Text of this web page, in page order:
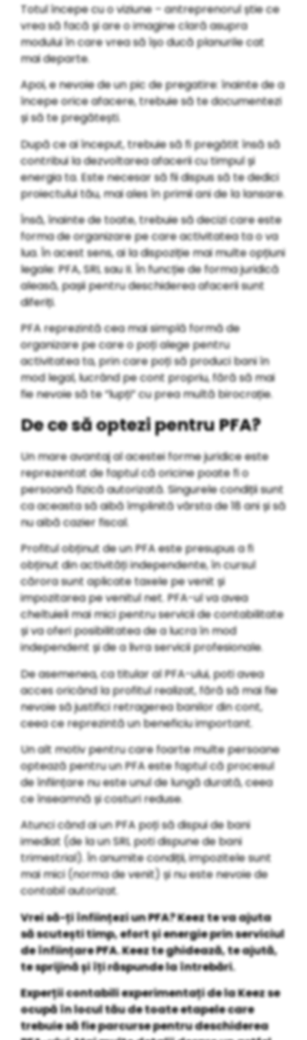
Totul începe cu o viziune – antreprenorul știe ce
vrea să facă și are o imagine clară asupra
modului în care vrea să îșo ducă planurile cat
mai departe.
Apoi, e nevoie de un pic de pregatire: înainte de a
începe orice afacere, trebuie să te documentezi
și să te pregătești.
După ce ai început, trebuie să fi pregătit însă să
contribui la dezvoltarea afacerii cu timpul și
energia ta. Este necesar să fii dispus să te dedici
proiectului tău, mai ales în primii ani de la lansare.
Însă, înainte de toate, trebuie să decizi care este
forma de organizare pe care activitatea ta o va
lua. În acest sens, ai la dispoziție mai multe opțiuni
legale: PFA, SRL sau II. În funcție de forma juridică
aleasă, pașii pentru deschiderea afacerii sunt
diferiți.
PFA reprezintă cea mai simplă formă de
organizare pe care o poți alege pentru
activitatea ta, prin care poți să produci bani în
mod legal, lucrând pe cont propriu, fără să mai
fie nevoie să te “lupți” cu prea multă birocrație.
De ce să optezi pentru PFA?
Un mare avantaj al acestei forme juridice este
reprezentat de faptul că oricine poate fi o
persoană fizică autorizată. Singurele condiții sunt
ca aceasta să aibă împlinită vârsta de 18 ani și să
nu aibă cazier fiscal.
Profitul obținut de un PFA este presupus a fi
obținut din activități independente, în cursul
cărora sunt aplicate taxele pe venit și
impozitarea pe venitul net. PFA-ul va avea
cheltuieli mai mici pentru servicii de contabilitate
și va oferi posibilitatea de a lucra în mod
independent și de a livra servicii profesionale.
De asemenea, ca titular al PFA-ului, poti avea
acces oricând la profitul realizat, fără să mai fie
nevoie să justifici retragerea banilor din cont,
ceea ce reprezintă un beneficiu important.
Un alt motiv pentru care foarte multe persoane
optează pentru un PFA este faptul că procesul
de înființare nu este unul de lungă durată, ceea
ce înseamnă și costuri reduse.
Atunci când ai un PFA poți să dispui de bani
imediat (de la un SRL poti dispune de bani
trimestrial). În anumite condiții, impozitele sunt
mai mici (norma de venit) și nu este nevoie de
contabil autorizat.
Vrei să-ți înființezi un PFA? Keez te va ajuta
să scutești timp, efort și energie prin serviciul
de înființare PFA. Keez te ghidează, te ajută,
te sprijină și îți răspunde la întrebări.
Experții contabili experimentați de la Keez se
ocupă în locul tău de toate etapele care
trebuie să fie parcurse pentru deschiderea